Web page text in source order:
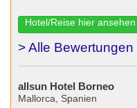
Hotel/Reise hier ansehen
> Alle
allsun Hotel Borneo
Mallorca, Spanien